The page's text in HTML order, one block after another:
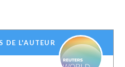
DE L'AUTEUR